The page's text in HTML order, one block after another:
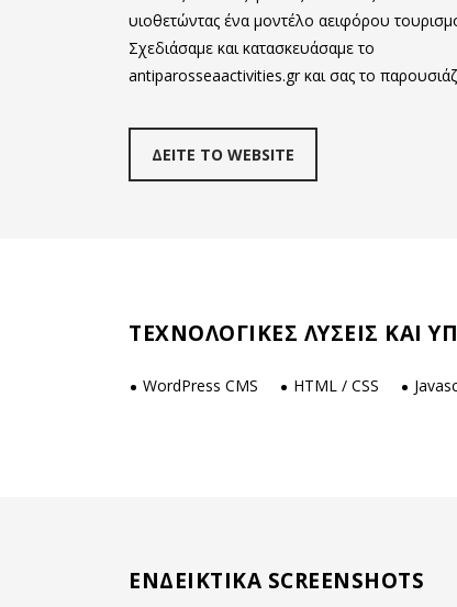
υιοθετώντας ένα μοντέλο αειφόρου
Σχεδιάσαμε και κατασκευάσαμε το
antiparosseaactivities.gr και σας το
ΔΕΙΤΕ ΤΟ WEBSITE
ΤΕΧΝΟΛΟΓΙΚΕΣ ΛΥΣΕΙΣ ΚΑΙ
WordPress CMS HTML / CSS
ΕΝΔΕΙΚΤΙΚΑ SCREENSHOTS